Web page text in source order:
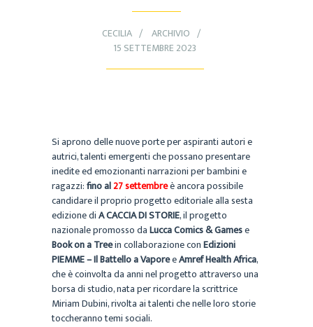
CECILIA
ARCHIVIO
15 SETTEMBRE 2023
Si aprono delle nuove porte per aspiranti autori e
autrici, talenti emergenti che possano presentare
inedite ed emozionanti narrazioni per bambini e
ragazzi:fino al27 settembreè ancora possibile
candidare il proprio progetto editoriale alla sesta
edizione diA CACCIA DI STORIE, il progetto
nazionale promosso daLucca Comics & Gamese
Book on a Treein collaborazione conEdizioni
PIEMME – Il Battello a VaporeeAmref Health Africa,
che è coinvolta da anni nel progetto attraverso una
borsa di studio, nata per ricordare la scrittrice
Miriam Dubini, rivolta ai talenti che nelle loro storie
toccheranno temi sociali.